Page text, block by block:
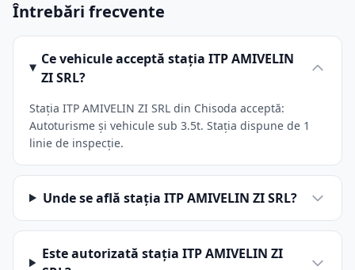
Întrebări frecvente
Ce vehicule acceptă stația ITP AMIVELIN
ZI SRL?
Stația ITP AMIVELIN ZI SRL din Chisoda acceptă:
Autoturisme și vehicule sub 3.5t. Stația dispune de 1
linie de inspecție.
Unde se află stația ITP AMIVELIN ZI SRL?
Este autorizată stația ITP AMIVELIN ZI